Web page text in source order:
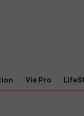
Vie Pro